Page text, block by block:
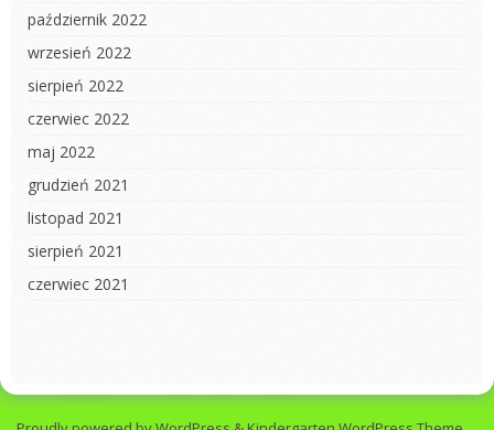
październik 2022
wrzesień 2022
sierpień 2022
czerwiec 2022
maj 2022
grudzień 2021
listopad 2021
sierpień 2021
czerwiec 2021